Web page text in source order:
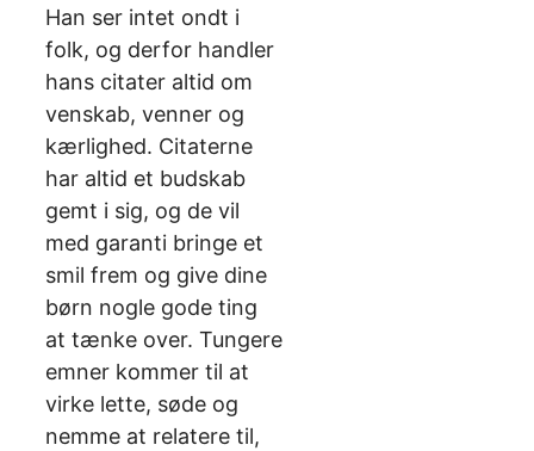
Han ser intet ondt i
folk, og derfor handler
hans citater altid om
venskab, venner og
kærlighed. Citaterne
har altid et budskab
gemt i sig, og de vil
med garanti bringe et
smil frem og give dine
børn nogle gode ting
at tænke over. Tungere
emner kommer til at
virke lette, søde og
nemme at relatere til,